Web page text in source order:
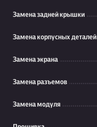
Замена задней крышки
Замена корпусных деталей
Замена экрана
Замена разъемов
Замена модуля